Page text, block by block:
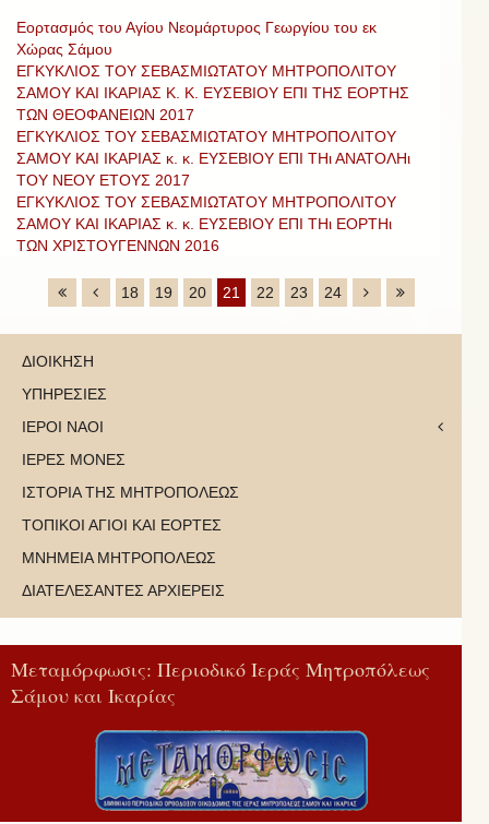
Εορτασμός του Αγίου Νεομάρτυρος Γεωργίου του εκ
Χώρας Σάμου
ΕΓΚΥΚΛΙΟΣ ΤΟΥ ΣΕΒΑΣΜΙΩΤΑΤΟΥ ΜΗΤΡΟΠΟΛΙΤΟΥ
ΣΑΜΟΥ ΚΑΙ ΙΚΑΡΙΑΣ Κ. Κ. ΕΥΣΕΒΙΟΥ ΕΠΙ ΤΗΣ ΕΟΡΤΗΣ
ΤΩΝ ΘΕΟΦΑΝΕΙΩΝ 2017
ΕΓΚΥΚΛΙΟΣ ΤΟΥ ΣΕΒΑΣΜΙΩΤΑΤΟΥ ΜΗΤΡΟΠΟΛΙΤΟΥ
ΣΑΜΟΥ ΚΑΙ ΙΚΑΡΙΑΣ κ. κ. ΕΥΣΕΒΙΟΥ ΕΠΙ ΤΗι ΑΝΑΤΟΛΗι
ΤΟΥ ΝΕΟΥ ΕΤΟΥΣ 2017
ΕΓΚΥΚΛΙΟΣ ΤΟΥ ΣΕΒΑΣΜΙΩΤΑΤΟΥ ΜΗΤΡΟΠΟΛΙΤΟΥ
ΣΑΜΟΥ ΚΑΙ ΙΚΑΡΙΑΣ κ. κ. ΕΥΣΕΒΙΟΥ ΕΠΙ ΤΗι ΕΟΡΤΗι
ΤΩΝ ΧΡΙΣΤΟΥΓΕΝΝΩΝ 2016
18 19 20 21 22 23 24
ΔΙΟΙΚΗΣΗ
ΥΠΗΡΕΣΙΕΣ
ΙΕΡΟΙ ΝΑΟΙ
ΙΕΡΕΣ ΜΟΝΕΣ
ΙΣΤΟΡΙΑ ΤΗΣ ΜΗΤΡΟΠΟΛΕΩΣ
ΤΟΠΙΚΟΙ ΑΓΙΟΙ ΚΑΙ ΕΟΡΤΕΣ
ΜΝΗΜΕΙΑ ΜΗΤΡΟΠΟΛΕΩΣ
ΔΙΑΤΕΛΕΣΑΝΤΕΣ ΑΡΧΙΕΡΕΙΣ
Μεταμόρφωσις: Περιοδικό Ιεράς Μητροπόλεως
Σάμου και Ικαρίας